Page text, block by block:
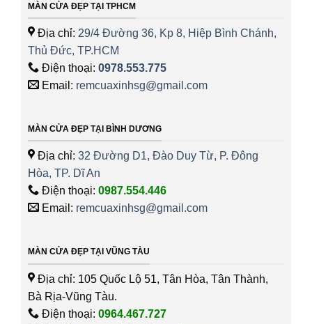
MÀN CỬA ĐẸP TẠI TPHCM
Địa chỉ: 29/4 Đường 36, Kp 8, Hiệp Bình Chánh,
Thủ Đức, TP.HCM
Điện thoại: 0978.553.775
Email: remcuaxinhsg@gmail.com
MÀN CỬA ĐẸP TẠI BÌNH DƯƠNG
Địa chỉ: 32 Đường D1, Đào Duy Từ, P. Đông
Hòa, TP. Dĩ An
Điện thoại: 0987.554.446
Email: remcuaxinhsg@gmail.com
MÀN CỬA ĐẸP TẠI VŨNG TÀU
Địa chỉ: 105 Quốc Lộ 51, Tân Hòa, Tân Thành,
Bà Rịa-Vũng Tàu.
Điện thoại: 0964.467.727